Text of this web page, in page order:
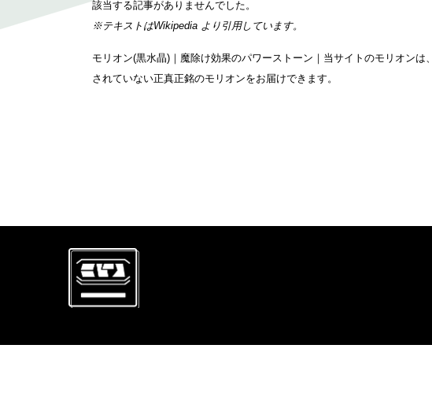
該当する記事がありませんでした。
※テキストはWikipedia より引用しています。
モリオン(黒水晶)｜魔除け効果のパワーストーン｜当サイトのモリオン
されていない正真正銘のモリオンをお届けできます。